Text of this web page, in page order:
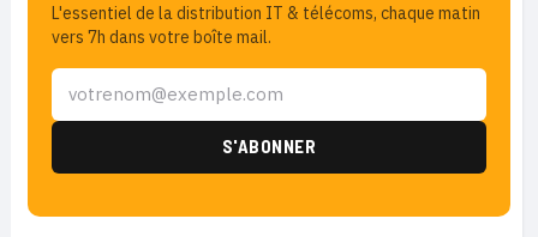
L'essentiel de la distribution IT & télécoms, chaque matin
vers 7h dans votre boîte mail.